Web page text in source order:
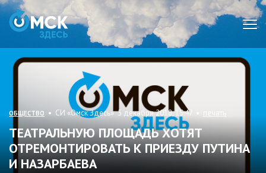
ОБЩЕСТВО • СИ «Омск Здесь» 5 декабря 2018, 19:47 • печать
ТЕАТРАЛЬНУЮ ПЛОЩАДЬ ХОТЯТ
ОТРЕМОНТИРОВАТЬ К ПРИЕЗДУ ПУТИНА
И НАЗАРБАЕВА